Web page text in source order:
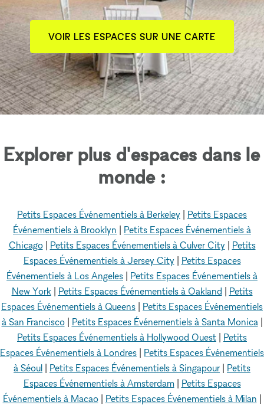
VOIR LES ESPACES SUR UNE CARTE
Explorer plus d'espaces dans le
monde :
Petits Espaces Événementiels à Berkeley
Petits Espaces
Événementiels à Brooklyn
Petits Espaces Événementiels à
Chicago| Petits Espaces Événementiels à Culver City
Petits
Espaces Événementiels à Jersey City
Petits Espaces
Événementiels à Los Angeles
Petits Espaces Événementiels à
New York| Petits Espaces Événementiels à Oakland
Petits
Espaces Événementiels à Queens
Petits Espaces Événementiels
à San Francisco| Petits Espaces Événementiels à Santa Monica|
Petits Espaces Événementiels à Hollywood Ouest
Petits
Espaces Événementiels à Londres
Petits Espaces Événementiels
à Séoul
Petits Espaces Événementiels à Singapour
Petits
Espaces Événementiels à Amsterdam| Petits Espaces
Événementiels à Macao| Petits Espaces Événementiels à Milan